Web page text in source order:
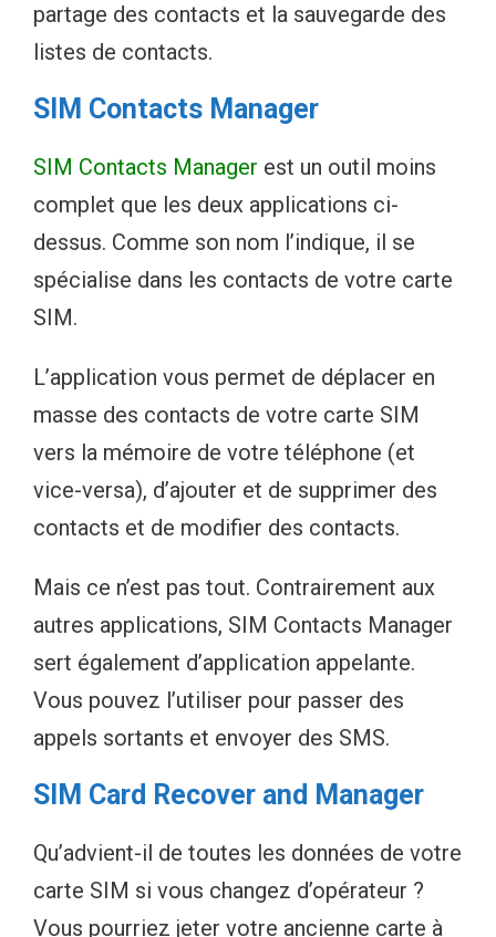
partage des contacts et la sauvegarde des
listes de contacts.
SIM Contacts Manager
SIM Contacts Manager est un outil moins
complet que les deux applications ci-
dessus. Comme son nom l’indique, il se
spécialise dans les contacts de votre carte
SIM.
L’application vous permet de déplacer en
masse des contacts de votre carte SIM
vers la mémoire de votre téléphone (et
vice-versa), d’ajouter et de supprimer des
contacts et de modifier des contacts.
Mais ce n’est pas tout. Contrairement aux
autres applications, SIM Contacts Manager
sert également d’application appelante.
Vous pouvez l’utiliser pour passer des
appels sortants et envoyer des SMS.
SIM Card Recover and Manager
Qu’advient-il de toutes les données de votre
carte SIM si vous changez d’opérateur ?
Vous pourriez jeter votre ancienne carte à